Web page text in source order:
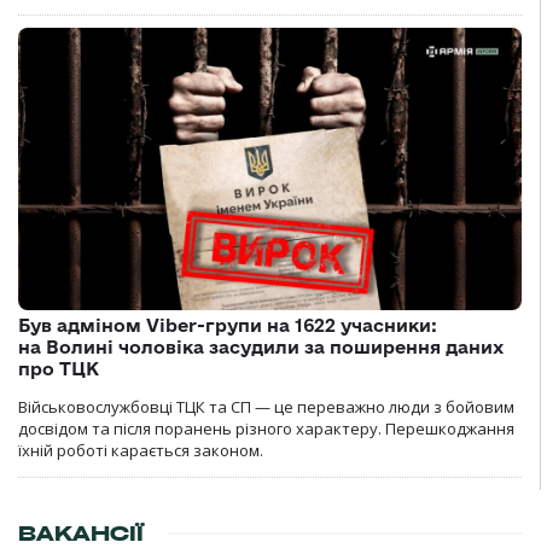
Був адміном Viber-групи на 1622 учасники:
на Волині чоловіка засудили за поширення даних
про ТЦК
Військовослужбовці ТЦК та СП — це переважно люди з бойовим
досвідом та після поранень різного характеру. Перешкоджання
їхній роботі карається законом.
ВАКАНСІЇ